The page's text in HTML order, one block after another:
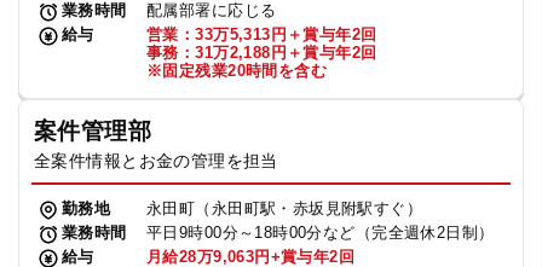
業務時間
配属部署に応じる
給与
営業：33万5,313円＋賞与年2回
事務：31万2,188円＋賞与年2回
※固定残業20時間を含む
案件管理部
全案件情報とお金の管理を担当
勤務地
永田町（永田町駅・赤坂見附駅すぐ）
業務時間
平日9時00分～18時00分など（完全週休2日制）
給与
月給28万9,063円+賞与年2回